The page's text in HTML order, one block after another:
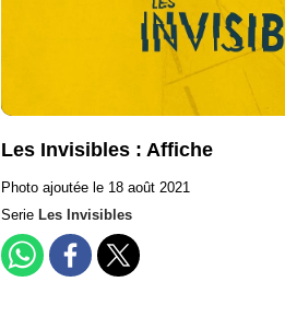
Les Invisibles : Affiche
Photo ajoutée le 18 août 2021
Serie Les Invisibles